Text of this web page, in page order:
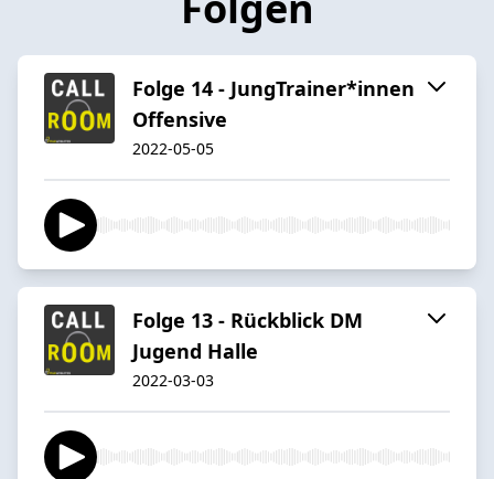
Folge 14 - JungTrainer*innen
Offensive
2022-05-05
Folge 13 - Rückblick DM
Jugend Halle
2022-03-03